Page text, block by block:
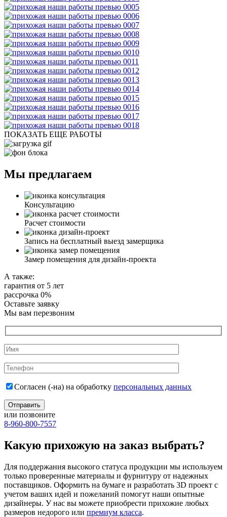
ПОКАЗАТЬ ЕЩЕ РАБОТЫ
Мы предлагаем
Консультацию
Расчет стоимости
Запись на бесплатный выезд замерщика
Замер помещения для дизайн-проекта
А также:
гарантия от 5 лет
рассрочка 0%
Оставьте заявку
Мы вам перезвоним
Согласен (-на) на обработку персональных данных
или позвоните
8-960-800-7557
Какую прихожую на заказ выбрать?
Для поддержания высокого статуса продукции мы используем
только проверенные материалы и фурнитуру от надежных
поставщиков. Оформить на бумаге и разработать 3D проект с
учетом ваших идей и пожеланий помогут наши опытные
дизайнеры. У нас вы можете приобрести прихожие любых
размеров недорого или премиум класса.